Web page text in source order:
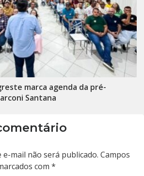
marca agenda da pré-
Santana
e-mail não será publicado. Campos
com *